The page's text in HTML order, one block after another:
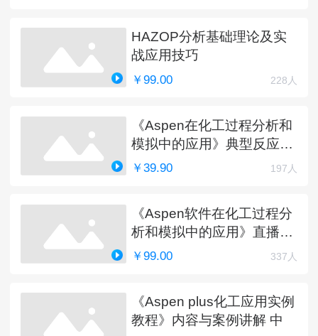
HAZOP分析基础理论及实
战应用技巧
￥99.00 228人
《Aspen在化工过程分析和
模拟中的应用》典型反应工
艺详解
￥39.90 197人
《Aspen软件在化工过程分
析和模拟中的应用》直播课
程（完）
￥99.00 337人
《Aspen plus化工应用实例
教程》内容与案例讲解 中